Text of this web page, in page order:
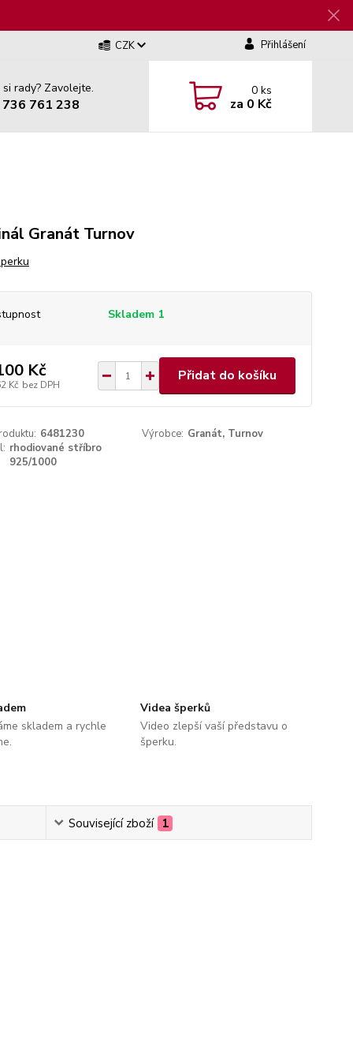
CZK Přihlášení
rady? Zavolejte.
761 238
0ks
za 0 Kč
Granát Turnov
Skladem 1
Kč
Kč bez DPH
Přidat do košíku
6481230 Výrobce: Granát, Turnov
rhodiované stříbro
925/1000
skladem a rychle
Videa šperků
Video zlepší vaší představu o
šperku.
Související zboží 1